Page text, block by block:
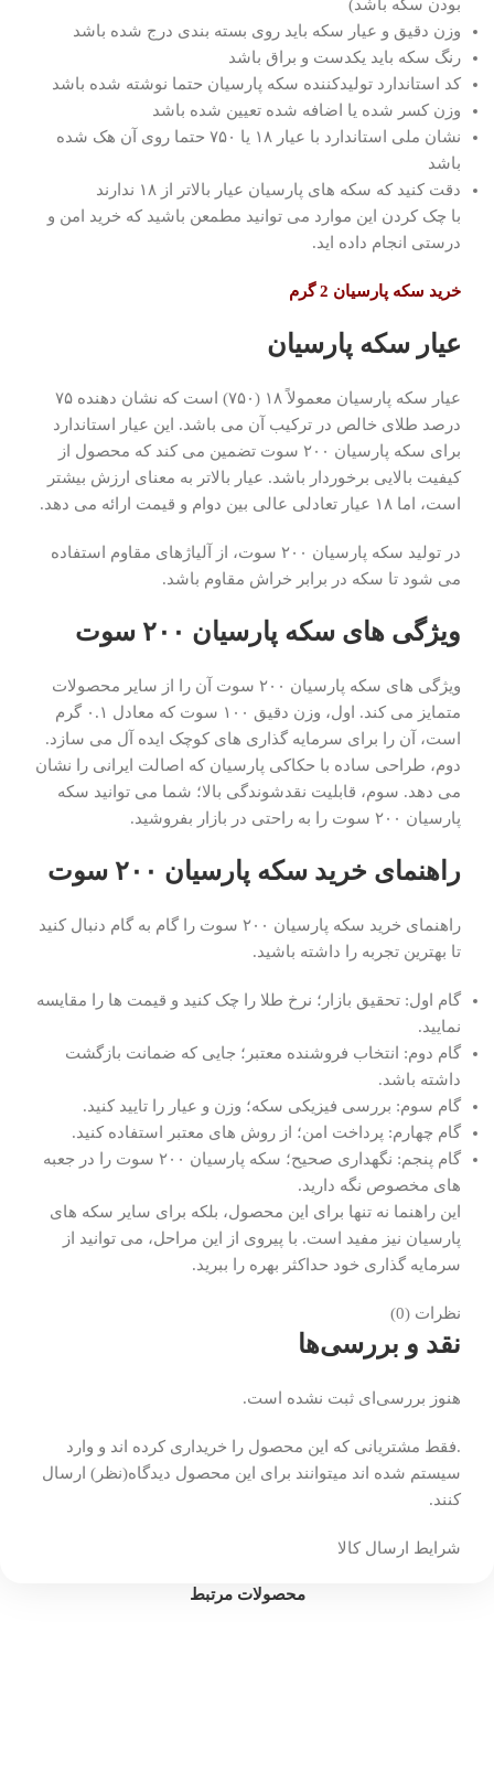
بودن سکه باشد)
وزن دقیق و عیار سکه باید روی بسته بندی درج شده باشد
رنگ سکه باید یکدست و براق باشد
کد استاندارد تولیدکننده سکه پارسیان حتما نوشته شده باشد
وزن کسر شده یا اضافه شده تعیین شده باشد
نشان ملی استاندارد با عیار ۱۸ یا ۷۵۰ حتما روی آن هک شده
باشد
دقت کنید که سکه های پارسیان عیار بالاتر از ۱۸ ندارند
با چک کردن این موارد می توانید مطمعن باشید که خرید امن و
درستی انجام داده اید.
خرید سکه پارسیان 2 گرم
عیار سکه پارسیان
عیار سکه پارسیان معمولاً ۱۸ (۷۵۰) است که نشان دهنده ۷۵
درصد طلای خالص در ترکیب آن می باشد. این عیار استاندارد
برای سکه پارسیان ۲۰۰ سوت تضمین می کند که محصول از
کیفیت بالایی برخوردار باشد. عیار بالاتر به معنای ارزش بیشتر
است، اما ۱۸ عیار تعادلی عالی بین دوام و قیمت ارائه می دهد.
در تولید سکه پارسیان ۲۰۰ سوت، از آلیاژهای مقاوم استفاده
می شود تا سکه در برابر خراش مقاوم باشد.
ویژگی های سکه پارسیان ۲۰۰ سوت
ویژگی های سکه پارسیان ۲۰۰ سوت آن را از سایر محصولات
متمایز می کند. اول، وزن دقیق ۱۰۰ سوت که معادل ۰.۱ گرم
است، آن را برای سرمایه گذاری های کوچک ایده آل می سازد.
دوم، طراحی ساده با حکاکی پارسیان که اصالت ایرانی را نشان
می دهد. سوم، قابلیت نقدشوندگی بالا؛ شما می توانید سکه
پارسیان ۲۰۰ سوت را به راحتی در بازار بفروشید.
راهنمای خرید سکه پارسیان ۲۰۰ سوت
راهنمای خرید سکه پارسیان ۲۰۰ سوت را گام به گام دنبال کنید
تا بهترین تجربه را داشته باشید.
گام اول: تحقیق بازار؛ نرخ طلا را چک کنید و قیمت ها را مقایسه
نمایید.
گام دوم: انتخاب فروشنده معتبر؛ جایی که ضمانت بازگشت
داشته باشد.
گام سوم: بررسی فیزیکی سکه؛ وزن و عیار را تایید کنید.
گام چهارم: پرداخت امن؛ از روش های معتبر استفاده کنید.
گام پنجم: نگهداری صحیح؛ سکه پارسیان ۲۰۰ سوت را در جعبه
های مخصوص نگه دارید.
این راهنما نه تنها برای این محصول، بلکه برای سایر سکه های
پارسیان نیز مفید است. با پیروی از این مراحل، می توانید از
سرمایه گذاری خود حداکثر بهره را ببرید.
نظرات (0)
نقد و بررسی‌ها
هنوز بررسی‌ای ثبت نشده است.
.فقط مشتریانی که این محصول را خریداری کرده اند و وارد
سیستم شده اند میتوانند برای این محصول دیدگاه(نظر) ارسال
کنند.
شرایط ارسال کالا
محصولات مرتبط